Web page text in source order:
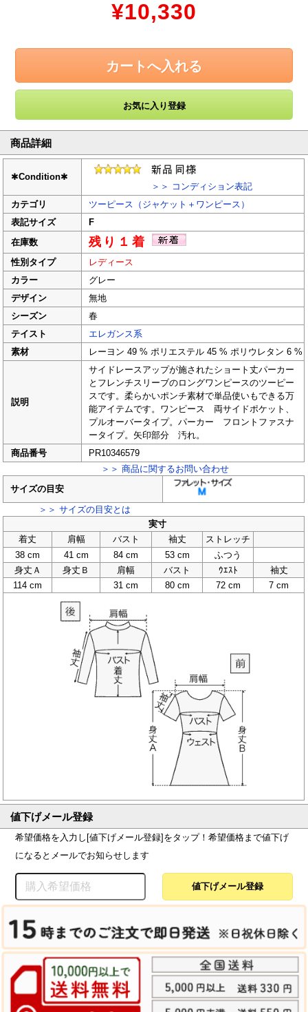
¥10,330
カートへ入れる
商品詳細
✱Condition✱
＞＞ コンディション表記
カテゴリ
ツーピース（ジャケット＋ワンピース）
表記サイズ
F
在庫数
残り１着
性別タイプ
レディース
カラー
グレー
デザイン
無地
シーズン
春
テイスト
エレガンス系
素材
レーヨン 49 % ポリエステル 45 % ポリウレタン 6 %
説明
サイドレースアップが施されたショート丈パーカー
とフレンチスリーブのロングワンピースのツーピー
スです。柔らかいポンチ素材で単品使いもできる万
能アイテムです。ワンピース 両サイドポケット、
プルオーバータイプ。パーカー フロントファスナ
ータイプ。矢印部分 汚れ。
商品番号
PR10346579
＞＞ 商品に関するお問い合わせ
サイズの目安
＞＞ サイズの目安とは
実寸
着丈
肩幅 バスト 袖丈
ストレッチ
38 cm
41 cm 84 cm 53 cm
ふつう
身丈Ａ
身丈Ｂ 肩幅 バスト ｳｴｽﾄ
袖丈
114 cm
31 cm 80 cm 72 cm 7 cm
値下げメール登録
希望価格を入力し[値下げメール登録]をタップ！希望価格まで値下げ
になるとメールでお知らせします